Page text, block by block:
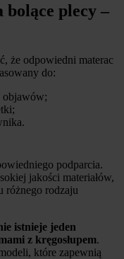
bolące plecy –
że odpowiedni materac
do:
objawów;
podparcia.
jakości materiałów,
różnego rodzaju
istnieje jeden
z kręgosłupem.
które zapewnią